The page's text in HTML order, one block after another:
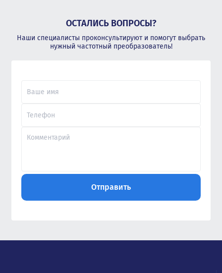
ОСТАЛИСЬ ВОПРОСЫ?
Наши специалисты проконсультируют и помогут выбрать
нужный частотный преобразователь!